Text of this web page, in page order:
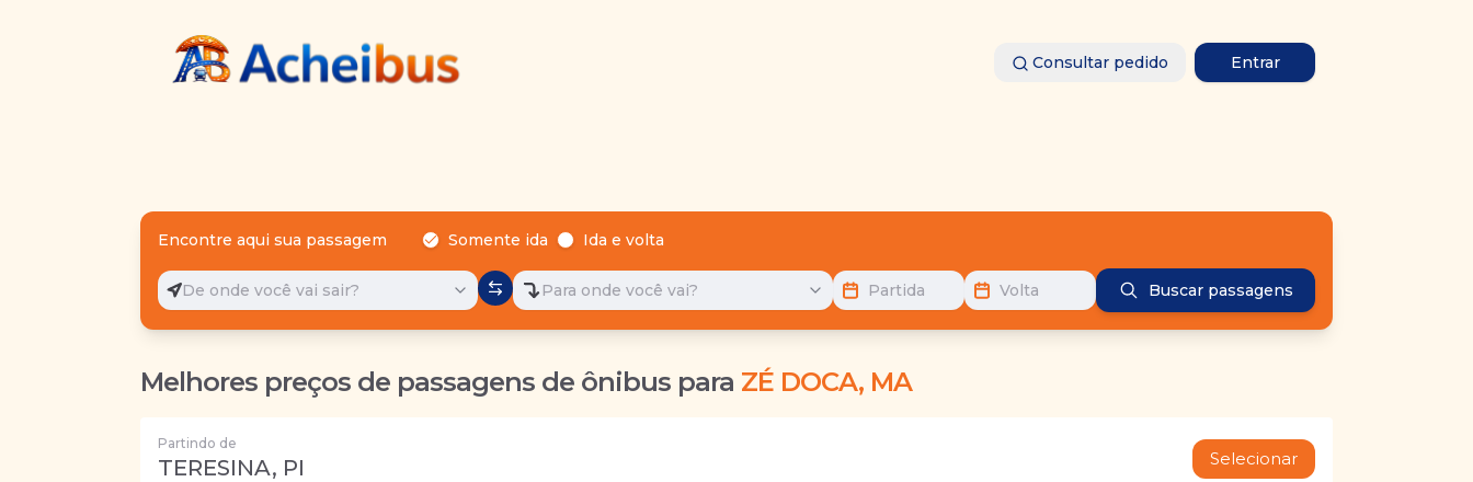
Consultar pedido Entrar
Encontre aqui sua passagem Somente ida Ida e volta
De onde você vai sair? Para onde você vai? Partida Volta Buscar passagens
Melhores preços de passagens de ônibus para ZÉ DOCA, MA
Partindo de
TERESINA, PI Selecionar